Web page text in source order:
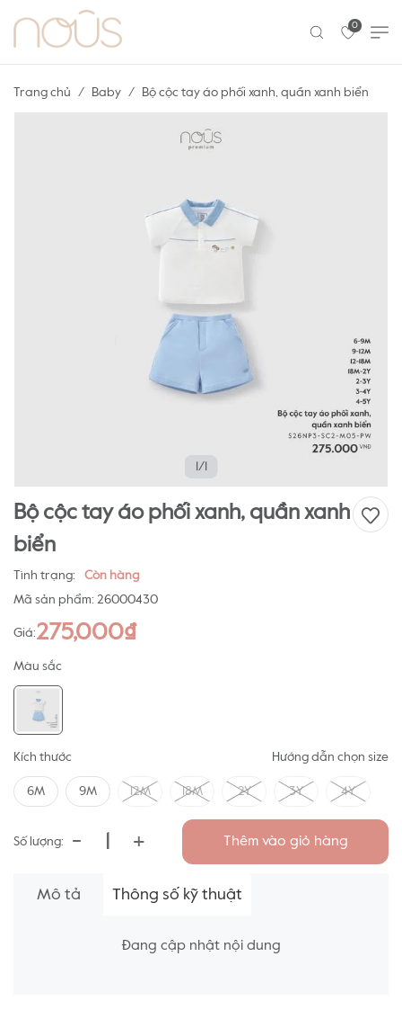
0
Trang chủ Baby Bộ cộc tay áo phối xanh, quần xanh biển
1/1
Bộ cộc tay áo phối xanh, quần xanh
biển
Tình trạng:
Còn hàng
Mã sản phẩm: 26000430
Giá:275,000₫
Màu sắc
Kích thước Hướng dẫn chọn size
6M 9M 12M 18M 2Y 3Y 4Y
Số lượng: - + Thêm vào giỏ hàng
Mô tả Thông số kỹ thuật
Đang cập nhật nội dung